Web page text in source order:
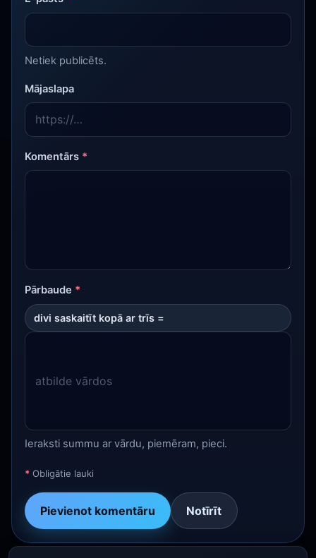
Netiek publicēts.
Mājaslapa
Komentārs *
Pārbaude *
divi saskaitīt kopā ar trīs =
Ieraksti summu ar vārdu, piemēram, pieci.
* Obligātie lauki
Pievienot komentāru Notīrīt